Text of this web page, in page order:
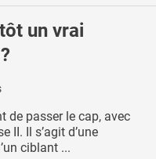
un vrai
de passer le cap, avec
II. Il s’agit d’une
ciblant ...